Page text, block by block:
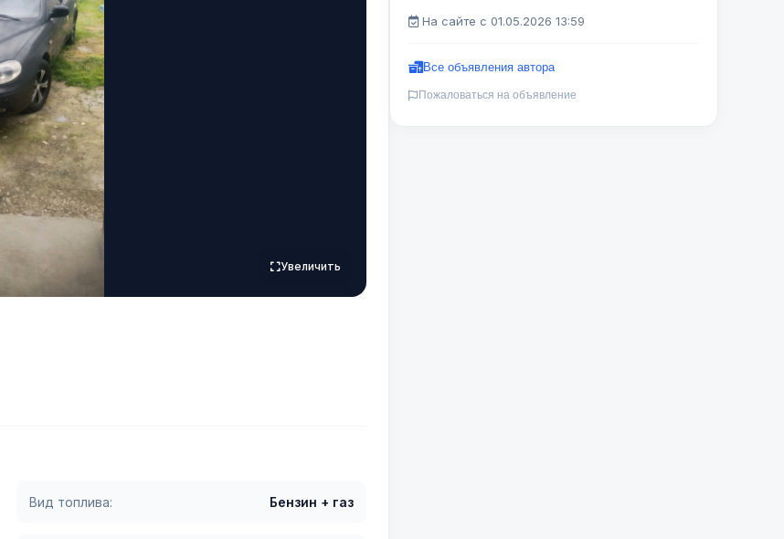
Увеличить
Вид топлива: Бензин + газ
На сайте с 01.05.2026 13:59
Все объявления автора
Пожаловаться на объявление